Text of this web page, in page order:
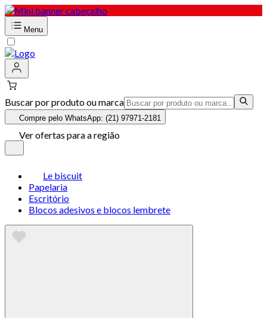
Menu
Buscar por produto ou marca
Compre pelo WhatsApp: (21) 97971-2181
Ver ofertas para a região
Le biscuit
Papelaria
Escritório
Blocos adesivos e blocos lembrete